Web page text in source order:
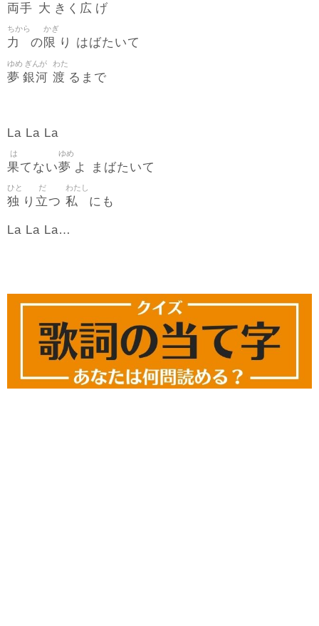
両手 大 きく 広 げ
力
ちから
の 限
かぎ
り はばたいて
夢
ゆめ
銀河
ぎんが
渡
わた
るまで
La La La
果
は
てない夢
ゆめ
よ まばたいて
独
ひと
り 立
だ
つ 私
わたし
にも
La La La…